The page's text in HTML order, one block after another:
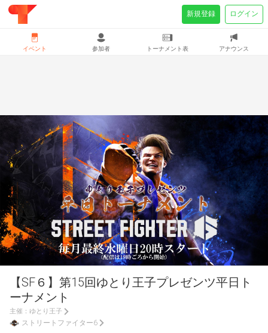
【SF６】第15回ゆとり王子プレゼンツ平日ト
ーナメント
主催： ゆとり王子
ストリートファイター6
イベント 参加者 トーナメント表 アナウンス
新規登録 ログイン